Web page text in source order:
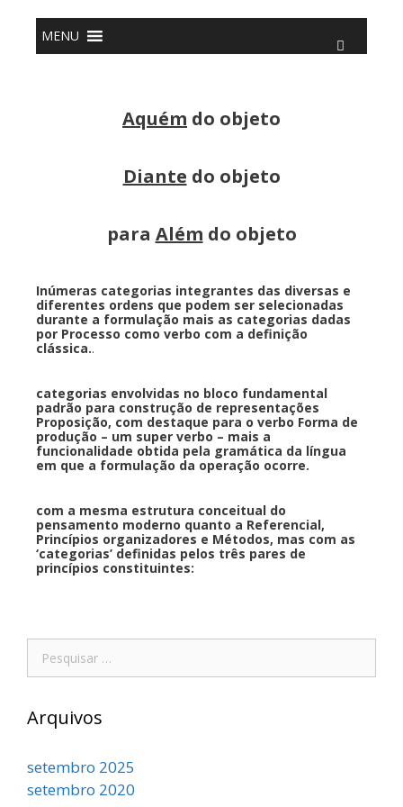
conteúdo
MENU
Aquém do objeto
Diante do objeto
para Além do objeto
Inúmeras categorias integrantes das diversas e
diferentes ordens que podem ser selecionadas
durante a formulação mais as categorias dadas
por Processo como verbo com a definição
clássica..
categorias envolvidas no bloco fundamental
padrão para construção de representações
Proposição, com destaque para o verbo Forma de
produção – um super verbo – mais a
funcionalidade obtida pela gramática da língua
em que a formulação da operação ocorre.
com a mesma estrutura conceitual do
pensamento moderno quanto a Referencial,
Princípios organizadores e Métodos, mas com as
‘categorias’ definidas pelos três pares de
princípios constituintes:
Arquivos
setembro 2025
setembro 2020